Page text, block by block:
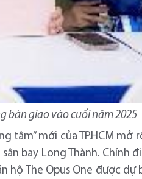
bàn giao vào cuối năm 2025
tâm” mới của TP.HCM mở
bay Long Thành. Chính
hộ The Opus One được dự